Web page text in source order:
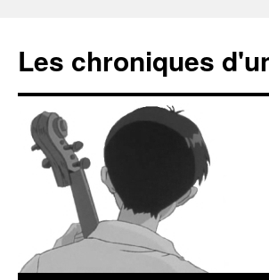
Les chroniques